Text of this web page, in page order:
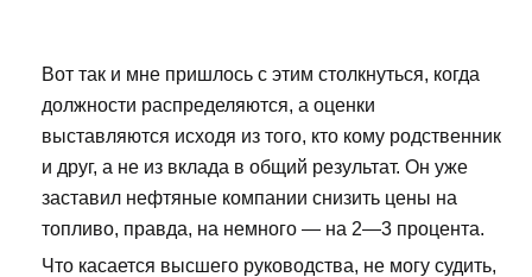
Вот так и мне пришлось с этим столкнуться, когда
должности распределяются, а оценки
выставляются исходя из того, кто кому родственник
и друг, а не из вклада в общий результат. Он уже
заставил нефтяные компании снизить цены на
топливо, правда, на немного — на 2—3 процента.
Что касается высшего руководства, не могу судить,